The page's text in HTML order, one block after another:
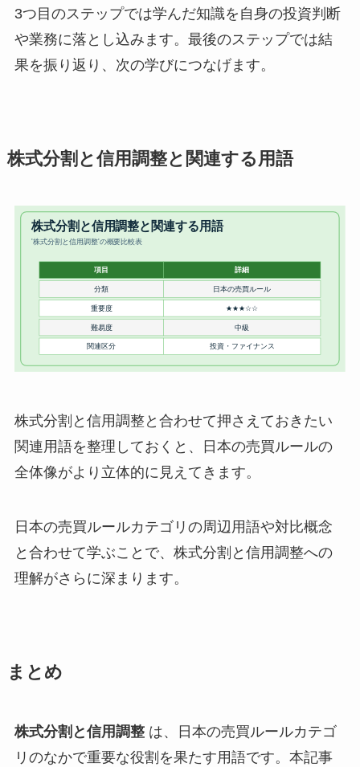
3つ目のステップでは学んだ知識を自身の投資判断
や業務に落とし込みます。最後のステップでは結
果を振り返り、次の学びにつなげます。
株式分割と信用調整と関連する用語
株式分割と信用調整と合わせて押さえておきたい
関連用語を整理しておくと、日本の売買ルールの
全体像がより立体的に見えてきます。
日本の売買ルールカテゴリの周辺用語や対比概念
と合わせて学ぶことで、株式分割と信用調整への
理解がさらに深まります。
まとめ
株式分割と信用調整は、日本の売買ルールカテゴ
リのなかで重要な役割を果たす用語です。本記事